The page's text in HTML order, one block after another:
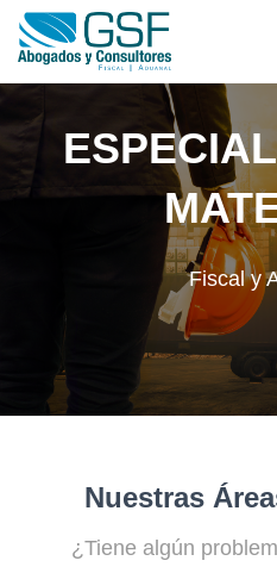
Fiscal y
Nuestras
¿Tiene algún